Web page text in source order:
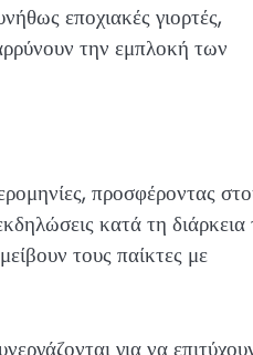
εποχιακές γιορτές,
την εμπλοκή των
προσφέροντας
κατά τη διάρκεια
τους παίκτες με
για να